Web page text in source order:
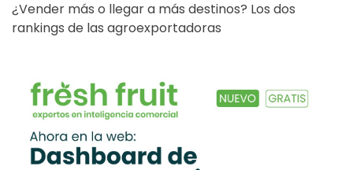
¿Vender más o llegar a más destinos? Los dos
rankings de las agroexportadoras